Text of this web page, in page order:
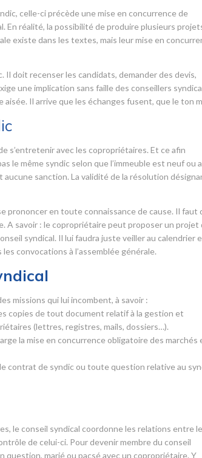
celle-ci précède une mise en concurrence de
réalité, la possibilité de produire plusieurs
existe dans les textes, mais leur mise en
doit recenser les candidats, demander des devis,
une implication sans faille des conseillers
Il arrive que les échanges fusent, que le ton
s’entretenir avec les copropriétaires. Et ce afin
le même syndic selon que l’immeuble est neuf ou
aucune sanction. La validité de la résolution
prononcer en toute connaissance de cause. Il faut
A savoir : le copropriétaire peut proposer un projet
syndical. Il lui faudra juste veiller au calendrier
convocations à l’assemblée générale.
missions qui lui incombent, à savoir :
copies de tout document relatif à la gestion et
(lettres, registres, mails, dossiers…).
la mise en concurrence obligatoire des marchés
contrat de syndic ou toute question relative au
le conseil syndical coordonne les relations entre
de celui-ci. Pour devenir membre du conseil
question, marié ou pacsé avec un copropriétaire. Y